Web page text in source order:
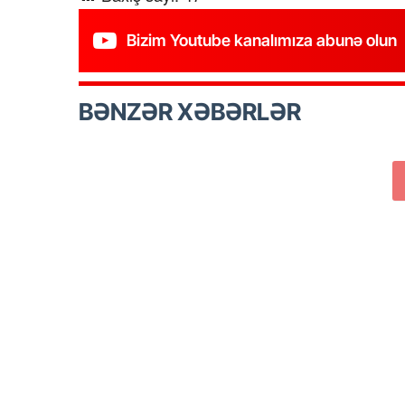
Bizim Youtube kanalımıza abunə olun
BƏNZƏR XƏBƏRLƏR